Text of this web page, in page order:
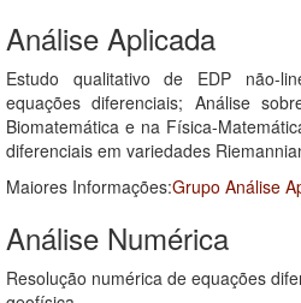
Análise Aplicada
Estudo qualitativo de EDP não-
equações diferenciais; Análise
Biomatemática e na Física-
diferenciais em variedades
Maiores Informações:Grupo Análise
Análise Numérica
Resolução numérica de equações